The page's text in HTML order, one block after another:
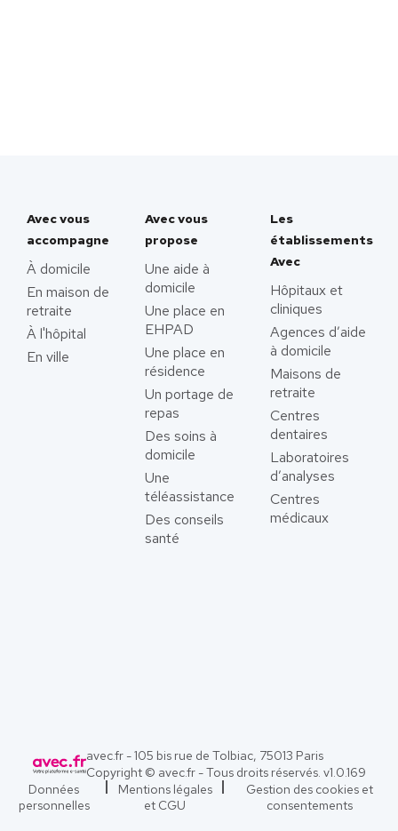
Avec vous
accompagne
À domicile
En maison de
retraite
À l'hôpital
En ville
Avec vous
propose
Une aide à
domicile
Une place en
EHPAD
Une place en
résidence
Un portage de
repas
Des soins à
domicile
Une
téléassistance
Des conseils
santé
Les
établissements
Avec
Hôpitaux et
cliniques
Agences d’aide
à domicile
Maisons de
retraite
Centres
dentaires
Laboratoires
d’analyses
Centres
médicaux
avec.fr - 105 bis rue de Tolbiac, 75013 Paris
Copyright © avec.fr - Tous droits réservés. v1.0.169
Données
personnelles
Mentions légales
et CGU
Gestion des cookies et
consentements